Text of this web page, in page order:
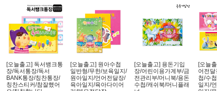
[오늘출고] 독서뱅크통
장/독서통장/독서
BANK통장/칭찬통장/
칭찬스티커/참잘했어
[오늘출고] 원아수첩
일반형/무한/보육일지/
원아일지/언어전달장/
육아일지/육아다이어
[오늘출고] 용돈기입
장/어린이용가계부/금
전관리부/머니북/용돈
수첩/캐쉬북/머니플래
[오늘
어전
첩/수
일지/